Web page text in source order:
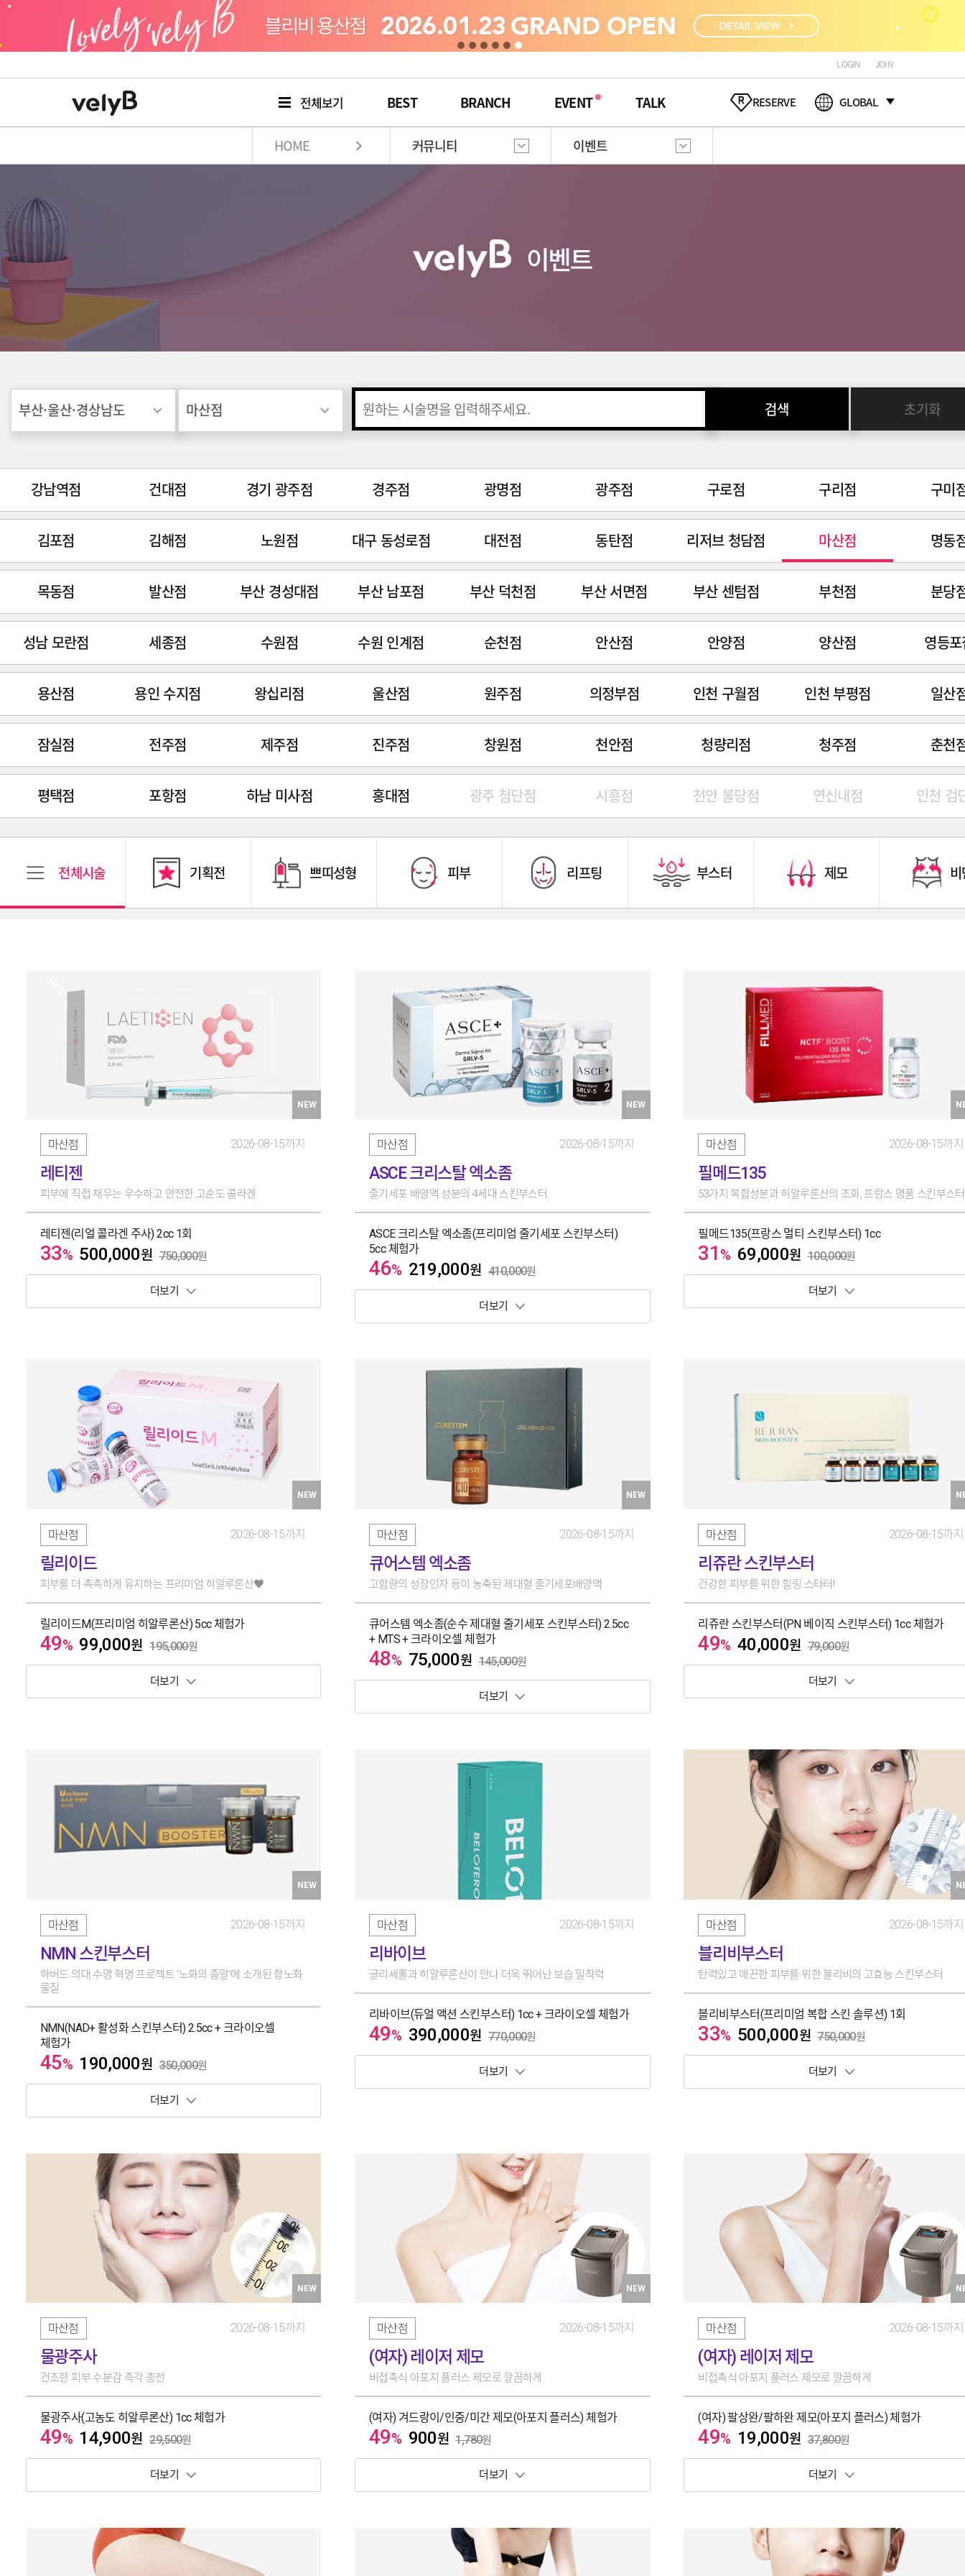
LOGIN JOIN
전체보기 BEST BRANCH EVENT TALK RESERVE GLOBAL
HOME 커뮤니티 이벤트
검색 초기화
강남역점 건대점 경기 광주점 경주점 광명점 광주점 구로점 구리점 구미
김포점 김해점 노원점 대구 동성로점 대전점 동탄점 리저브 청담점 마산점 명동
목동점 발산점 부산 경성대점 부산 남포점 부산 덕천점 부산 서면점 부산 센텀점 부천점 분당
성남 모란점 세종점 수원점 수원 인계점 순천점 안산점 안양점 양산점 영등
용산점 용인 수지점 왕십리점 울산점 원주점 의정부점 인천 구월점 인천 부평점 일산
잠실점 전주점 제주점 진주점 창원점 천안점 청량리점 청주점 춘천
평택점 포항점 하남 미사점 홍대점 광주 첨단점 시흥점 천안 불당점 연신내점 인천 검
전체시술 기획전 쁘띠성형 피부 리프팅 부스터 제모
NEW
마산점 2026-08-15까지
레티젠
피부에 직접 채우는 우수하고 안전한 고순도 콜라겐
레티젠(리얼 콜라겐 주사) 2cc 1회
33% 500,000원 750,000원
보기 토글
NEW
마산점 2026-08-15까지
ASCE 크리스탈 엑소좀
줄기세포 배양액 성분의 4세대 스킨부스터
ASCE 크리스탈 엑소좀(프리미엄 줄기세포 스킨부스터)
5cc 체험가
46% 219,000원 410,000원
보기 토글
마산점 2026-08-15까지
필메드135
53가지 복합성분과 히알루론산의 조화, 프랑스 명품 스킨부스터
필메드135(프랑스 멀티 스킨부스터) 1cc
31 % 69,000원 100,000원
보기 토글
NEW
마산점 2026-08-15까지
릴리이드
피부를 더 촉촉하게 유지하는 프리미엄 히알루론산♥
릴리이드M(프리미엄 히알루론산) 5cc 체험가
49% 99,000원 195,000원
보기 토글
NEW
마산점 2026-08-15까지
큐어스템 엑소좀
고함량의 성장인자 등이 농축된 제대혈 줄기세포배양액
큐어스템 엑소좀(순수 제대혈 줄기세포 스킨부스터) 2.5cc
+ MTS + 크라이오셀 체험가
48% 75,000원 145,000원
보기 토글
마산점 2026-08-15까지
리쥬란 스킨부스터
건강한 피부를 위한 힐링 스타터!
리쥬란 스킨부스터(PN 베이직 스킨부스터) 1cc 체험가
49% 40,000원 79,000원
보기 토글
NEW
마산점 2026-08-15까지
NMN 스킨부스터
하버드 의대 수명 혁명 프로젝트 ‘노화의 종말’에 소개된 항노화
물질
NMN(NAD+ 활성화 스킨부스터) 2.5cc + 크라이오셀
체험가
45% 190,000원 350,000원
보기 토글
마산점 2026-08-15까지
리바이브
글리세롤과 히알루론산이 만나 더욱 뛰어난 보습 밀착력
리바이브(듀얼 액션 스킨부스터) 1cc + 크라이오셀 체험가
49% 390,000원 770,000원
보기 토글
마산점 2026-08-15까지
블리비부스터
탄력있고 매끈한 피부를 위한 블리비의 고효능 스킨부스터
블리비부스터(프리미엄 복합 스킨 솔루션) 1회
33% 500,000원 750,000원
보기 토글
NEW
마산점 2026-08-15까지
물광주사
건조한 피부 수분감 즉각 충전
물광주사(고농도 히알루론산) 1cc 체험가
49% 14,900원 29,500원
보기 토글
NEW
마산점 2026-08-15까지
(여자) 레이저 제모
비접촉식 아포지 플러스 제모로 깔끔하게
(여자) 겨드랑이/인중/미간 제모(아포지 플러스) 체험가
49% 900원 1,780원
보기 토글
마산점 2026-08-15까지
(여자) 레이저 제모
비접촉식 아포지 플러스 제모로 깔끔하게
(여자) 팔상완/팔하완 제모(아포지 플러스) 체험가
49% 19,000원 37,800원
보기 토글